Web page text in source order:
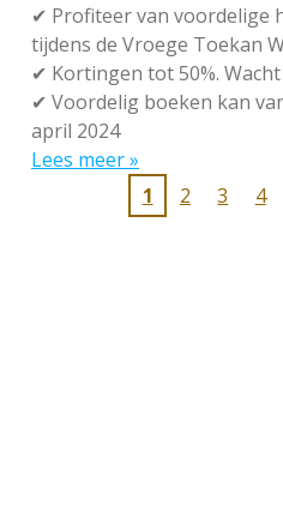
✔ Profiteer van voordelige
tijdens de Vroege Toekan
✔ Kortingen tot 50%.
✔ Voordelig boeken kan
april 2024
Lees meer »
1
2 3 4